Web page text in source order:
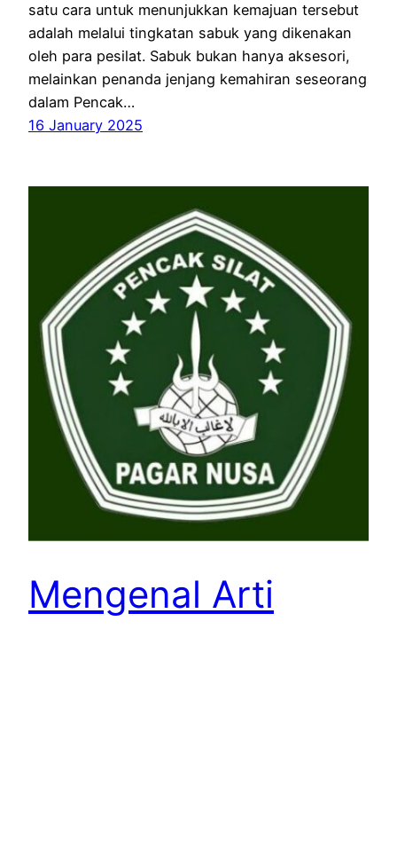
satu cara untuk menunjukkan kemajuan tersebut
adalah melalui tingkatan sabuk yang dikenakan
oleh para pesilat. Sabuk bukan hanya aksesori,
melainkan penanda jenjang kemahiran seseorang
dalam Pencak…
16 January 2025
Mengenal Arti